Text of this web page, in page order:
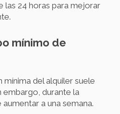
las 24 horas para mejorar
mínimo de
mínima del alquiler suele
embargo, durante la
a una semana.